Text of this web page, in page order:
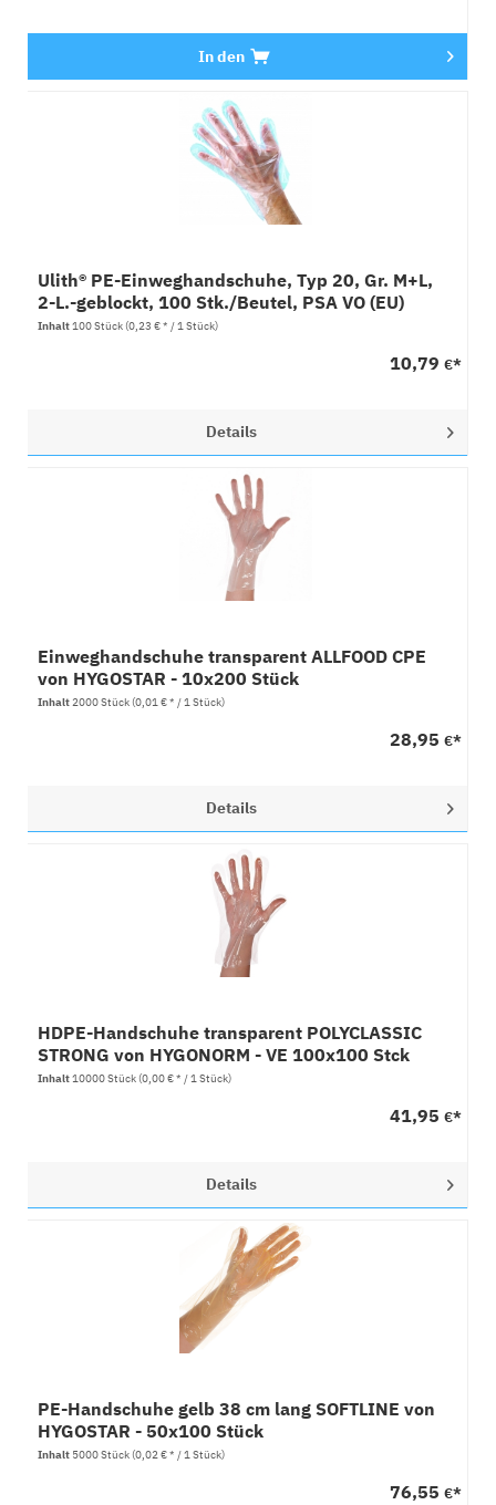
In den
Ulith® PE-Einweghandschuhe, Typ 20, Gr. M+L,
2-L.-geblockt, 100 Stk./Beutel, PSA VO (EU)
2016/425 CA
Inhalt100 Stück(0,23 € * / 1 Stück)
10,79 €*
Details
Einweghandschuhe transparent ALLFOOD CPE
von HYGOSTAR - 10x200 Stück
Inhalt2000 Stück(0,01 € * / 1 Stück)
28,95 €*
Details
HDPE-Handschuhe transparent POLYCLASSIC
STRONG von HYGONORM - VE 100x100 Stck
Inhalt10000 Stück(0,00 € * / 1 Stück)
41,95 €*
Details
PE-Handschuhe gelb 38 cm lang SOFTLINE von
HYGOSTAR - 50x100 Stück
Inhalt 5000 Stück(0,02 € * / 1 Stück)
76,55 €*